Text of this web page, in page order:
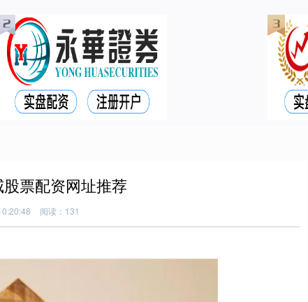
票配资网址推荐
阅读：131